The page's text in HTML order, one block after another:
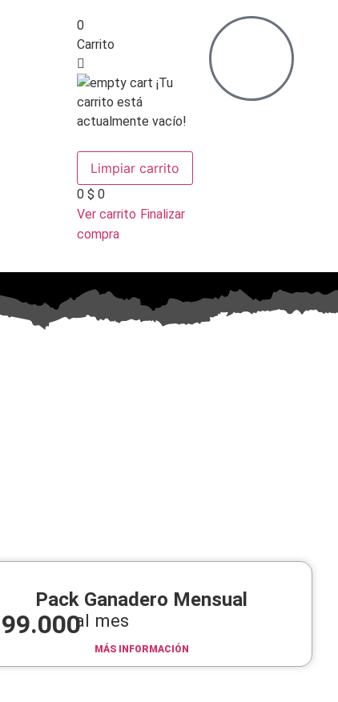
0
Carrito
¡Tu
carrito está
actualmente vacío!
Limpiar carrito
0 $ 0
Ver carrito Finalizar
compra
Pack Ganadero Mensual
99.000al mes
MÁS INFORMACIÓN